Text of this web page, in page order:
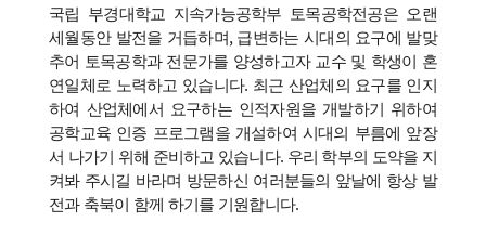
국립 부경대학교 지속가능공학부 토목공학전공은 오랜
세월동안 발전을 거듭하며, 급변하는 시대의 요구에 발맞
추어 토목공학과 전문가를 양성하고자 교수 및 학생이 혼
연일체로 노력하고 있습니다. 최근 산업체의 요구를 인지
하여 산업체에서 요구하는 인적자원을 개발하기 위하여
공학교육 인증 프로그램을 개설하여 시대의 부름에 앞장
서 나가기 위해 준비하고 있습니다. 우리 학부의 도약을 지
켜봐 주시길 바라며 방문하신 여러분들의 앞날에 항상 발
전과 축북이 함께 하기를 기원합니다.